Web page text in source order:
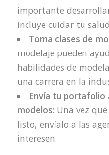
importante
incluye cuidar tu
Toma clases de
modelaje pueden
habilidades de
una carrera en la
Envía tu portafolio
modelos: Una vez
listo, envíalo a las
interesen.